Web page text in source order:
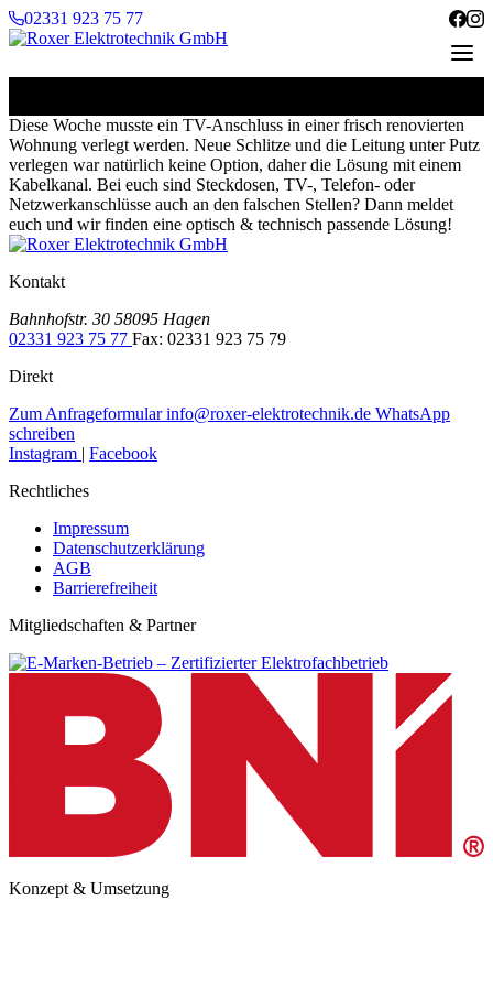
Zum Inhalt springen
02331 923 75 77
Diese Woche musste ein TV-Anschluss in einer frisch renovierten
Wohnung verlegt werden. Neue Schlitze und die Leitung unter Putz
verlegen war natürlich keine Option, daher die Lösung mit einem
Kabelkanal. Bei euch sind Steckdosen, TV-, Telefon- oder
Netzwerkanschlüsse auch an den falschen Stellen? Dann meldet
euch und wir finden eine optisch & technisch passende Lösung!
Kontakt
Bahnhofstr. 30 58095 Hagen
02331 923 75 77 Fax: 02331 923 75 79
Direkt
Zum Anfrageformularinfo@roxer-elektrotechnik.de WhatsApp
schreiben
Instagram | Facebook
Rechtliches
Impressum
Datenschutzerklärung
AGB
Barrierefreiheit
Mitgliedschaften & Partner
Konzept & Umsetzung